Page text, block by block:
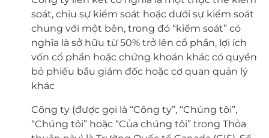
soát, chịu sự kiểm soát hoặc dưới sự kiểm soát
chung với một bên, trong đó “kiểm soát” có
nghĩa là sở hữu từ 50% trở lên cổ phần, lợi ích
vốn cổ phần hoặc chứng khoán khác có quyền
bỏ phiếu bầu giám đốc hoặc cơ quan quản lý
khác
Công ty (được gọi là “Công ty”, “Chúng tôi”,
“Chúng tôi” hoặc “Của chúng tôi” trong Thỏa